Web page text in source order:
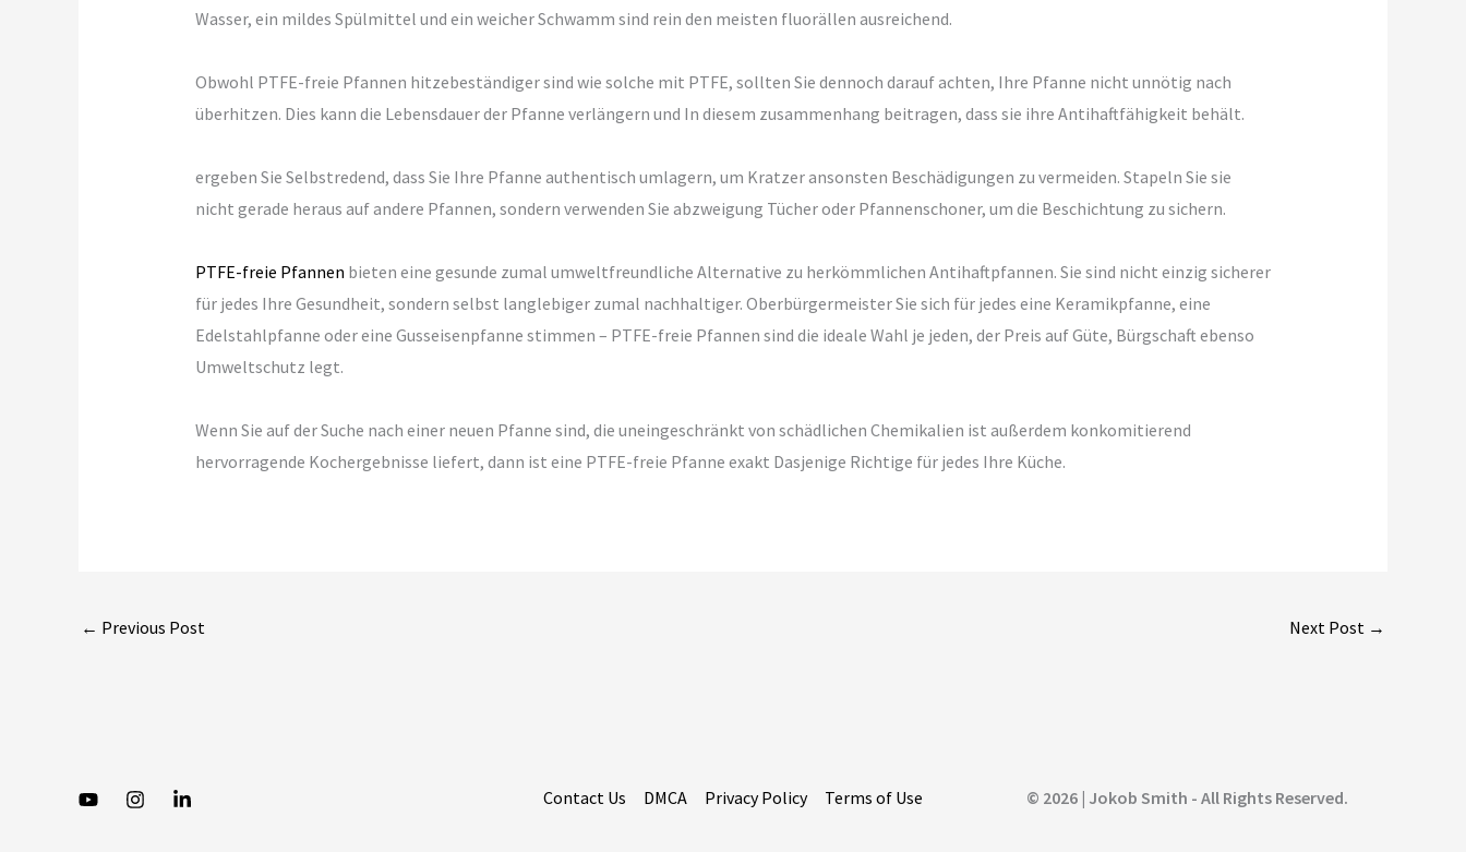
Wasser, ein mildes Spülmittel und ein weicher Schwamm sind rein den meisten fluorällen ausreichend.
Obwohl PTFE-freie Pfannen hitzebeständiger sind wie solche mit PTFE, sollten Sie dennoch darauf achten, Ihre Pfanne nicht unnötig nach
überhitzen. Dies kann die Lebensdauer der Pfanne verlängern und In diesem zusammenhang beitragen, dass sie ihre Antihaftfähigkeit behält.
ergeben Sie Selbstredend, dass Sie Ihre Pfanne authentisch umlagern, um Kratzer ansonsten Beschädigungen zu vermeiden. Stapeln Sie sie
nicht gerade heraus auf andere Pfannen, sondern verwenden Sie abzweigung Tücher oder Pfannenschoner, um die Beschichtung zu sichern.
PTFE-freie Pfannen bieten eine gesunde zumal umweltfreundliche Alternative zu herkömmlichen Antihaftpfannen. Sie sind nicht einzig sicherer
für jedes Ihre Gesundheit, sondern selbst langlebiger zumal nachhaltiger. Oberbürgermeister Sie sich für jedes eine Keramikpfanne, eine
Edelstahlpfanne oder eine Gusseisenpfanne stimmen – PTFE-freie Pfannen sind die ideale Wahl je jeden, der Preis auf Güte, Bürgschaft ebenso
Umweltschutz legt.
Wenn Sie auf der Suche nach einer neuen Pfanne sind, die uneingeschränkt von schädlichen Chemikalien ist außerdem konkomitierend
hervorragende Kochergebnisse liefert, dann ist eine PTFE-freie Pfanne exakt Dasjenige Richtige für jedes Ihre Küche.
← Previous Post Next Post →
Contact Us DMCA Privacy Policy Terms of Use © 2026 | Jokob Smith - All Rights Reserved.